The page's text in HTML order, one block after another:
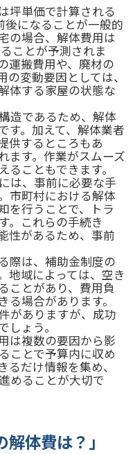
坪単価で計算される
後になることが一般的
の場合、解体費用は
ことが予測されま
運搬費用や、廃材の
変動要因としては、
体する家屋の状態な
造であるため、解体
す。加えて、解体業者
供するところもあ
ます。作業がスムーズ
こともできます。
は、事前に必要な手
市町村における解体
を行うことで、トラ
。これらの手続き
性があるため、事前
際は、補助金制度の
地域によっては、空き
ことがあり、費用負
場合があります。
がありますが、成功
ょう。
は複数の要因から影
ことで予算内に収め
るだけ情報を集め、
めることが大切で
体費は？」